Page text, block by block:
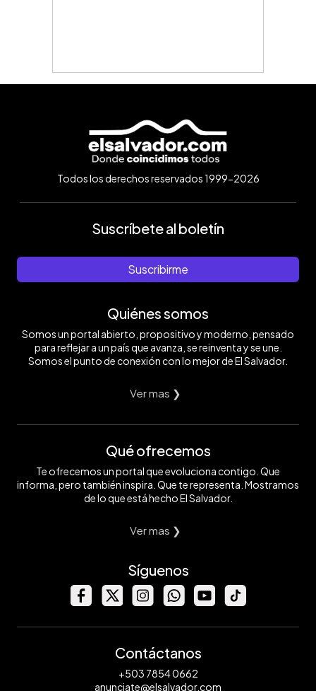
Todos los derechos reservados 1999-2026
Suscríbete al boletín
Suscribirme
Quiénes somos
Somos un portal abierto, propositivo y moderno, pensado
para reflejar a un país que avanza, se reinventa y se une.
Somos el punto de conexión con lo mejor de El Salvador.
Ver mas ❯
Qué ofrecemos
Te ofrecemos un portal que evoluciona contigo. Que
informa, pero también inspira. Que te representa. Mostramos
de lo que está hecho El Salvador.
Ver mas ❯
Síguenos
Contáctanos
+503 7854 0662
anunciate@elsalvador.com